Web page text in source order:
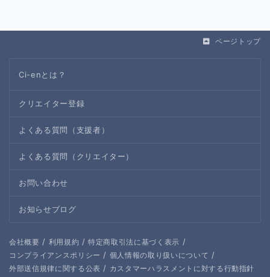
ページトップ
Ci-enとは？
クリエイター登録
よくある質問（支援者）
よくある質問（クリエイター）
お問い合わせ
お知らせブログ
会社概要 / 利用規約 / 特定商取引法に基づく表示 /
コンプライアンスポリシー / 個人情報の取り扱いについて /
外部送信規律に関する公表 / カスタマーハラスメントに対する行動指針